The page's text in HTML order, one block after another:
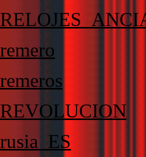
remero
remeros
REVOLUCION
rusia_ES